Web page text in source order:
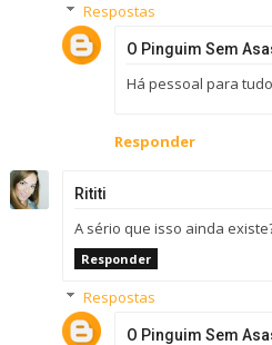
Respostas
O Pinguim Sem
Há pessoal para
Responder
Rititi
A sério que isso ainda
Responder
Respostas
O Pinguim Sem